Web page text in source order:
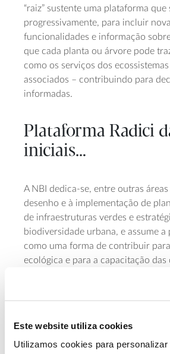
Este website utiliza cookies
Utilizamos cookies para personalizar
“raiz” sustente uma plataforma que
progressivamente, para incluir
funcionalidades e informação
que cada planta ou árvore pode
como os serviços dos
associados – contribuindo para
informadas.
Plataforma Radici
iniciais…
A NBI dedica-se, entre outras
desenho e à implementação de
de infraestruturas verdes e
biodiversidade urbana, e assume a
como uma forma de contribuir
ecológica e para a capacitação das
contexto doRegulamento Europeu
Natureza
, que compromete os